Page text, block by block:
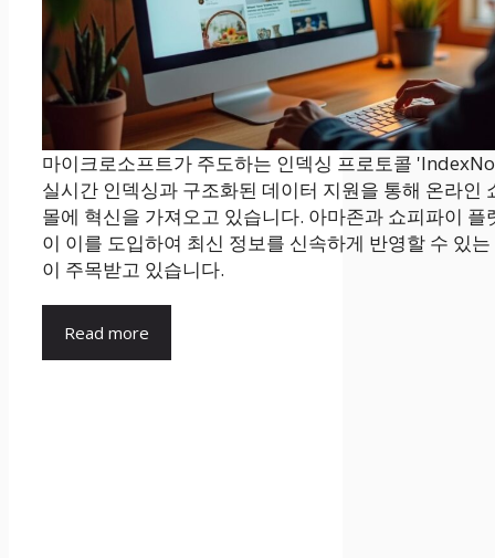
마이크로소프트가 주도하는 인덱싱 프로토콜
실시간 인덱싱과 구조화된 데이터 지원을 통해 온라인
몰에 혁신을 가져오고 있습니다. 아마존과 쇼피파이 플
이 이를 도입하여 최신 정보를 신속하게 반영할 수 있
이 주목받고 있습니다.
Read more